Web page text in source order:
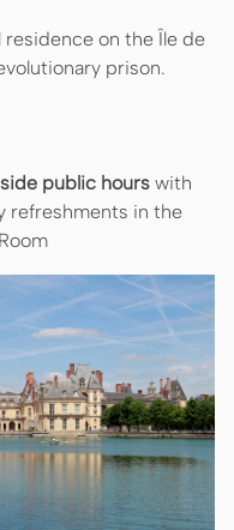
residence on the Île de
prison.
public hours with
refreshments in the